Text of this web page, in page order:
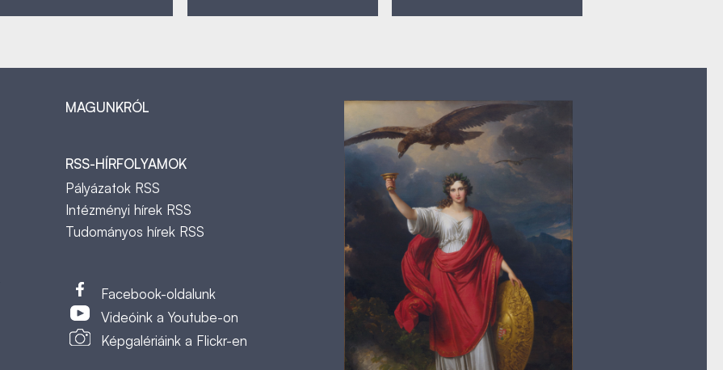
MAGUNKRÓL
RSS-HÍRFOLYAMOK
Pályázatok RSS
Intézményi hírek RSS
Tudományos hírek RSS
Facebook-oldalunk
Videóink a Youtube-on
Képgalériáink a Flickr-en